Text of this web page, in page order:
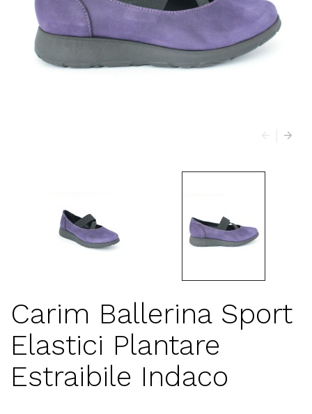
Carim Ballerina Sport
Elastici Plantare
Estraibile Indaco